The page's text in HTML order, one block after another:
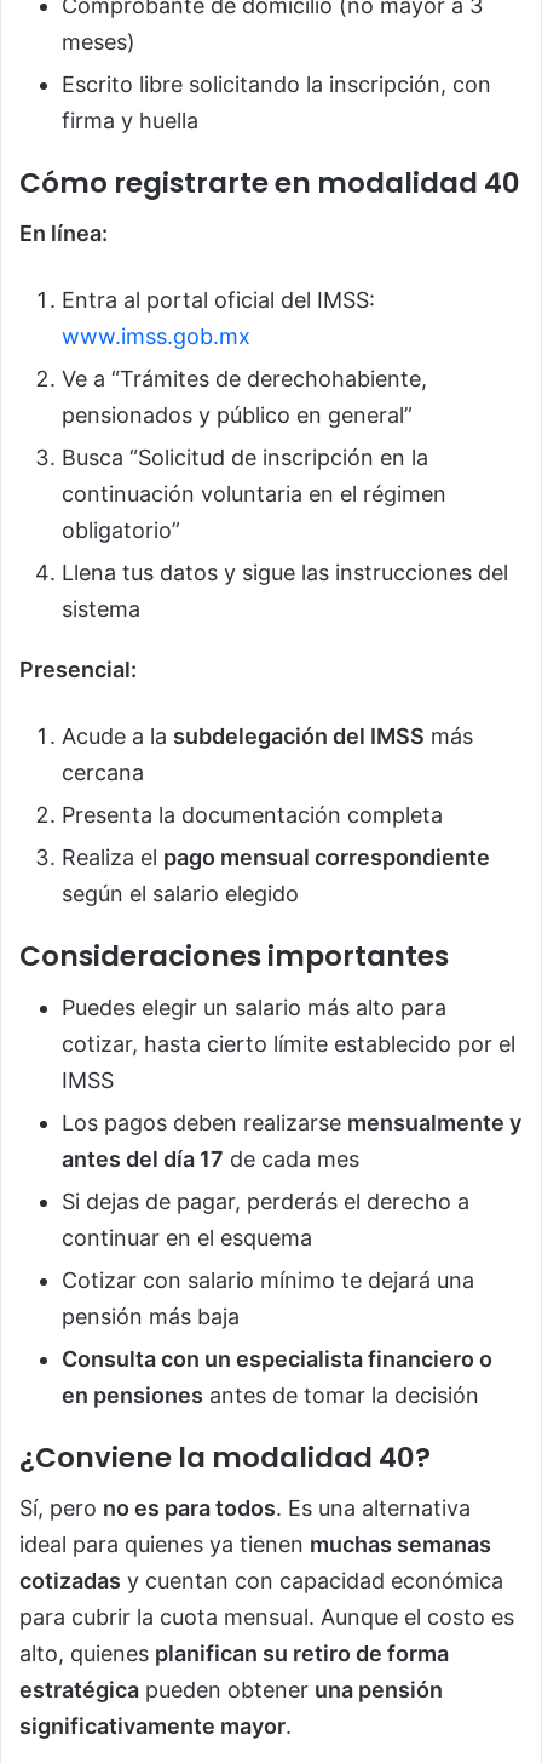
meses)
Escrito libre solicitando la inscripción, con
firma y huella
Cómo registrarte en modalidad 40
En línea:
Entra al portal oficial del IMSS:
www.imss.gob.mx
Ve a “Trámites de derechohabiente,
pensionados y público en general”
Busca “Solicitud de inscripción en la
continuación voluntaria en el régimen
obligatorio”
Llena tus datos y sigue las instrucciones del
sistema
Presencial:
Acude a la subdelegación del IMSS más
cercana
Presenta la documentación completa
Realiza el pago mensual correspondiente
según el salario elegido
Consideraciones importantes
Puedes elegir un salario más alto para
cotizar, hasta cierto límite establecido por el
IMSS
Los pagos deben realizarse mensualmente y
antes del día 17 de cada mes
Si dejas de pagar, perderás el derecho a
continuar en el esquema
Cotizar con salario mínimo te dejará una
pensión más baja
Consulta con un especialista financiero o
en pensiones antes de tomar la decisión
¿Conviene la modalidad 40?
Sí, pero no es para todos. Es una alternativa
ideal para quienes ya tienen muchas semanas
cotizadas y cuentan con capacidad económica
para cubrir la cuota mensual. Aunque el costo es
alto, quienes planifican su retiro de forma
estratégica pueden obtener una pensión
significativamente mayor.